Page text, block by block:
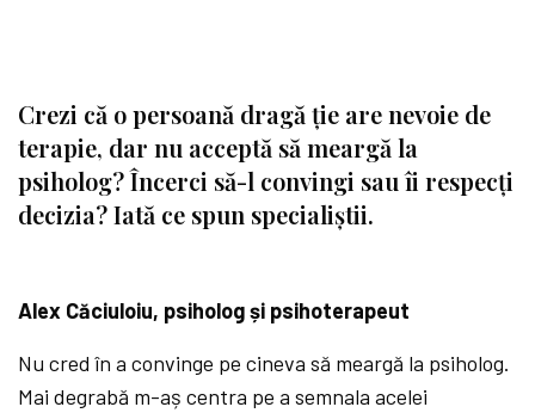
Crezi că o persoană dragă ție are nevoie de
terapie, dar nu acceptă să meargă la
psiholog? Încerci să-l convingi sau îi respecți
decizia? Iată ce spun specialiștii.
Alex Căciuloiu, psiholog și psihoterapeut
Nu cred în a convinge pe cineva să meargă la psiholog.
Mai degrabă m-aș centra pe a semnala acelei